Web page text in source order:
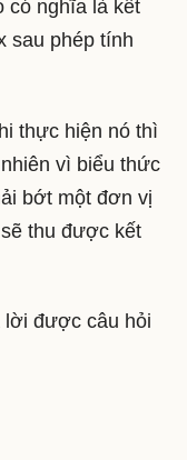
có nghĩa là kết
sau phép tính
thực hiện nó thì
vì biểu thức
bớt một đơn vị
thu được kết
lời được câu hỏi